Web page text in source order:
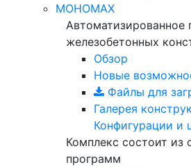
МОНОМАХ
Автоматизированное
железобетонных
Обзор
Новые
Файлы для
Галерея
Конфигурации и
Комплекс состоит из
программ